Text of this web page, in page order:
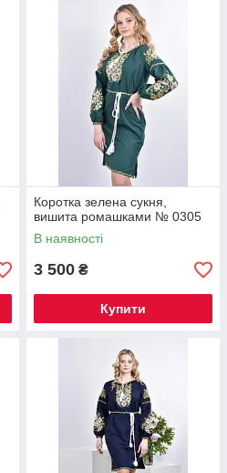
Коротка зелена сукня,
вишита ромашками № 0305
В наявності
3 500 ₴
Купити